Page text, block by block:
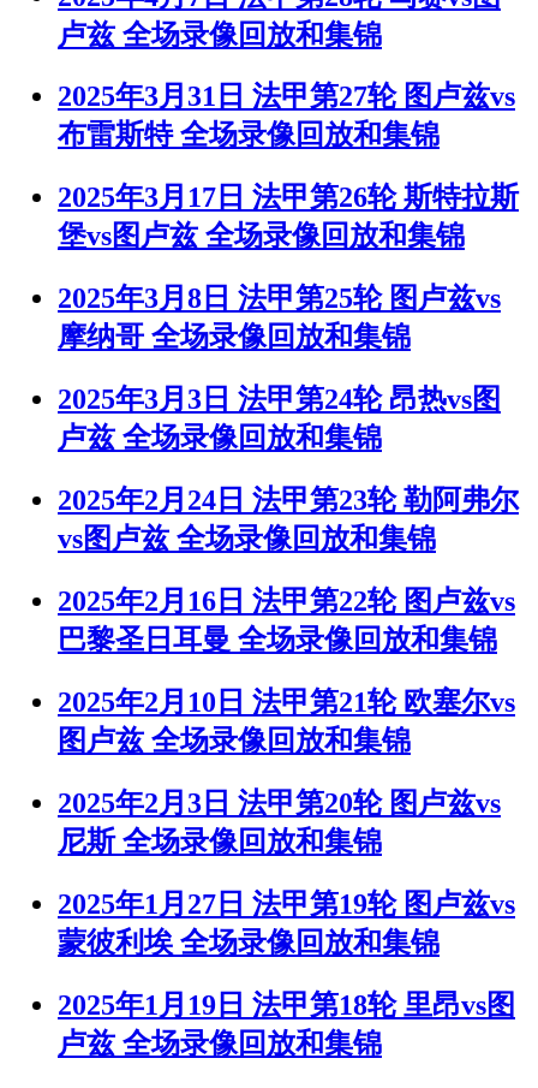
卢兹 全场录像回放和集锦
2025年3月31日 法甲第27轮 图卢兹vs
布雷斯特 全场录像回放和集锦
2025年3月17日 法甲第26轮 斯特拉斯
堡vs图卢兹 全场录像回放和集锦
2025年3月8日 法甲第25轮 图卢兹vs
摩纳哥 全场录像回放和集锦
2025年3月3日 法甲第24轮 昂热vs图
卢兹 全场录像回放和集锦
2025年2月24日 法甲第23轮 勒阿弗尔
vs图卢兹 全场录像回放和集锦
2025年2月16日 法甲第22轮 图卢兹vs
巴黎圣日耳曼 全场录像回放和集锦
2025年2月10日 法甲第21轮 欧塞尔vs
图卢兹 全场录像回放和集锦
2025年2月3日 法甲第20轮 图卢兹vs
尼斯 全场录像回放和集锦
2025年1月27日 法甲第19轮 图卢兹vs
蒙彼利埃 全场录像回放和集锦
2025年1月19日 法甲第18轮 里昂vs图
卢兹 全场录像回放和集锦